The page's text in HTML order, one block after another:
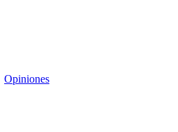
Opiniones